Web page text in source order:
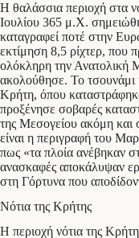
Η θαλάσσια περιοχή στα
Ιουλίου 365 μ.Χ.
καταγραφεί ποτέ στην
εκτίμηση 8,5 ρίχτερ, που
ολόκληρη την Ανατολική
ακολούθησε. Το τσουνάμι
Κρήτη, όπου
προξένησε σοβαρές
της Μεσογείου ακόμη και
είναι η περιγραφή του
πως «τα πλοία ανέβηκαν
ανασκαφές αποκάλυψαν
στη Γόρτυνα που
Νότια της Κρήτης
Η περιοχή νότια της